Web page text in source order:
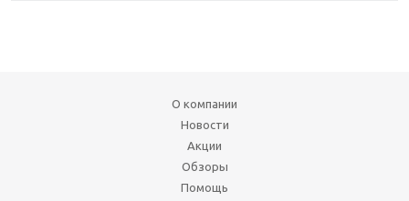
О компании
Новости
Акции
Обзоры
Помощь